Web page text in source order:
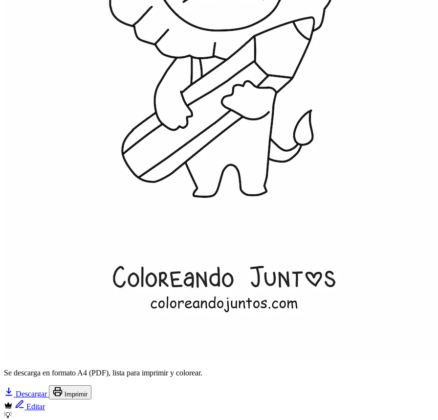
Se descarga en formato A4 (PDF), lista para imprimir y colorear.
Descargar Imprimir
Editar
💡